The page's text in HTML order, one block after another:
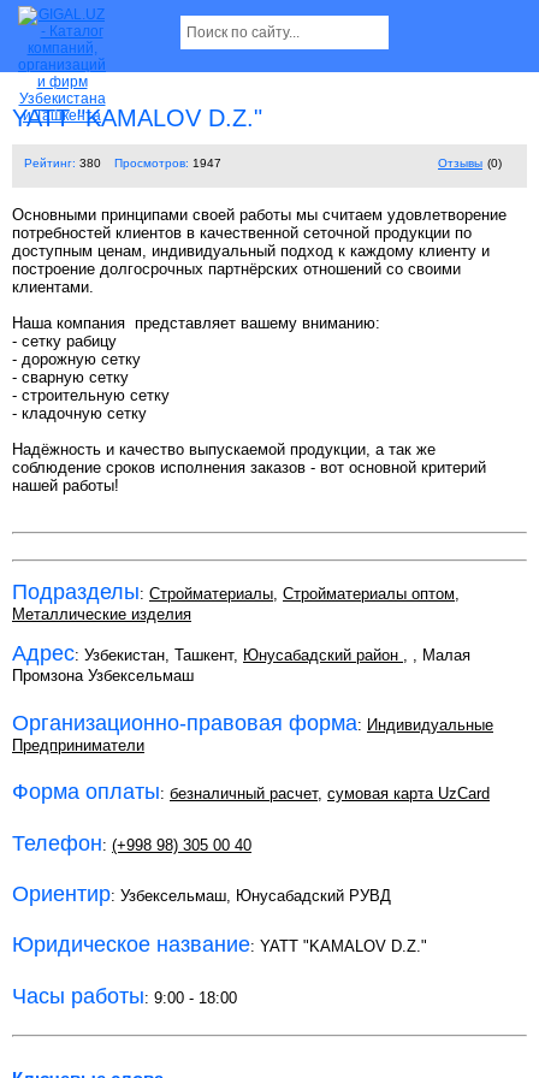
YATT "KAMALOV D.Z."
Рейтинг: 380 Просмотров: 1947 Отзывы (0)
Основными принципами своей работы мы считаем удовлетворение
потребностей клиентов в качественной сеточной продукции по
доступным ценам, индивидуальный подход к каждому клиенту и
построение долгосрочных партнёрских отношений со своими
клиентами.
Наша компания представляет вашему вниманию:
- сетку рабицу
- дорожную сетку
- сварную сетку
- строительную сетку
- кладочную сетку
Надёжность и качество выпускаемой продукции, а так же
соблюдение сроков исполнения заказов - вот основной критерий
нашей работы!
Подразделы: Стройматериалы, Стройматериалы оптом,
Металлические изделия
Адрес: Узбекистан, Ташкент, Юнусабадский район , , Малая
Промзона Узбексельмаш
Организационно-правовая форма: Индивидуальные
Предприниматели
Форма оплаты: безналичный расчет, сумовая карта UzCard
Телефон: (+998 98) 305 00 40
Ориентир: Узбексельмаш, Юнусабадский РУВД
Юридическое название: YATT "KAMALOV D.Z."
Часы работы: 9:00 - 18:00